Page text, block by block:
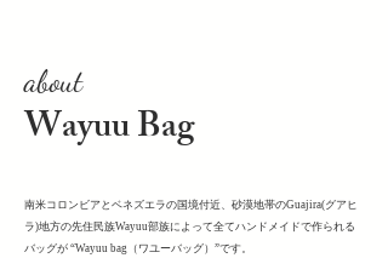
南米コロンビアとベネズエラの国境付近、砂漠地帯のGuajira(グアヒ
ラ)地方の先住民族Wayuu部族によって全てハンドメイドで作られる
バッグが “Wayuu bag（ワユーバッグ）”です。
Wayuu Bag
about